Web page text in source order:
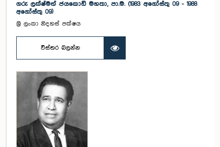
ගරු ලක්ෂ්මන් ජයකොඩි මහතා, පා.ම. (1983 අගෝස්තු 09 - 1988
අගෝස්තු 09)
ශ්‍රී ලංකා නිදහස් පක්ෂය
විස්තර බලන්න